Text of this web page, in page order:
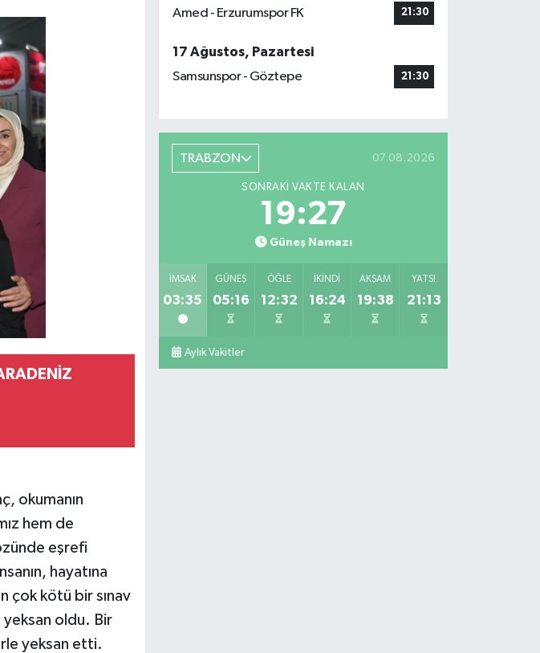
okumanın
hem de
eşrefi
hayatına
çok kötü bir sınav
oldu. Bir
yeksan etti.
Amed - Erzurumspor FK 21:30
17 Ağustos, Pazartesi
Samsunspor - Göztepe
21:30
TRABZON 07.08.2026
SONRAKI VAKTE KALAN
19:26
Güneş Namazı
İMSAK
03:35
GÜNEŞ
05:16
ÖĞLE
12:32
İKINDI
16:24
AKŞAM
19:38
YATSI
21:13
Aylık Vakitler